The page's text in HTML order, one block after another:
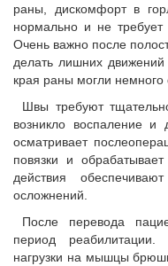
раны, дискомфорт в
нормально и не требует
Очень важно после
делать лишних
края раны могли немного
Швы требуют
возникло воспаление и
осматривает
повязки и
действия
осложнений.
После перевода
период реабилитации.
нагрузки на мышцы